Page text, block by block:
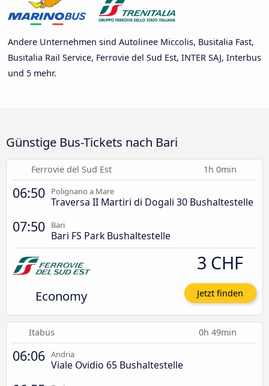
Andere Unternehmen sind Autolinee Miccolis, Busitalia Fast,
Busitalia Rail Service, Ferrovie del Sud Est, INTER SAJ, Interbus
und 5 mehr.
Günstige Bus-Tickets nach Bari
Ferrovie del Sud Est 1h 0min
06:50 Polignano a Mare
Traversa II Martiri di Dogali 30 Bushaltestelle
07:50 Bari
Bari FS Park Bushaltestelle
Economy
3 CHF
Jetzt finden
Itabus 0h 49min
06:06 Andria
Viale Ovidio 65 Bushaltestelle